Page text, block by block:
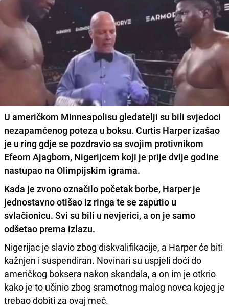
U američkom Minneapolisu gledatelji su bili svjedoci
nezapamćenog poteza u boksu. Curtis Harper izašao
je u ring gdje se pozdravio sa svojim protivnikom
Efeom Ajagbom, Nigerijcem koji je prije dvije godine
nastupao na Olimpijskim igrama.
Kada je zvono označilo početak borbe, Harper je
jednostavno otišao iz ringa te se zaputio u
svlačionicu. Svi su bili u nevjerici, a on je samo
odšetao prema izlazu.
Nigerijac je slavio zbog diskvalifikacije, a Harper će biti
kažnjen i suspendiran. Novinari su uspjeli doći do
američkog boksera nakon skandala, a on im je otkrio
kako je to učinio zbog sramotnog malog novca kojeg je
trebao dobiti za ovaj meč.